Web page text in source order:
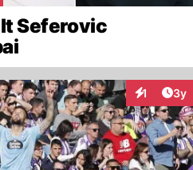
Seferovic
1 3y